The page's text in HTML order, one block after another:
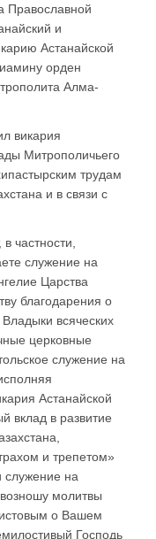
Православной
и
Астанайской
орден
Алма-
викария
Митрополичьего
трудам
и в связи с
частности,
служение на
Царства
благодарения о
всяческих
церковные
служение на
Астанайской
вклад в развитие
и трепетом»
на
молитвы
о Вашем
Господь